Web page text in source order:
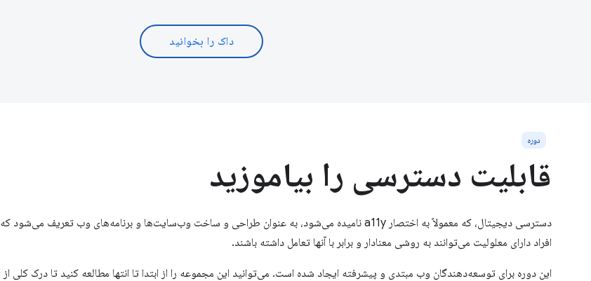
داک را بخوانید
دوره
قابلیت دسترسی را بیاموزید
دسترسی دیجیتال، که معمولاً به اختصار a11y نامیده می‌شود، به عنوان طراحی و ساخت وب‌سایت‌ها و برنامه‌های وب تعریف می‌شود که
افراد دارای معلولیت می‌توانند به روشی معنادار و برابر با آنها تعامل داشته باشند.
این دوره برای توسعه‌دهندگان وب مبتدی و پیشرفته ایجاد شده است. می‌توانید این مجموعه را از ابتدا تا انتها مطالعه کنید تا درک کلی از